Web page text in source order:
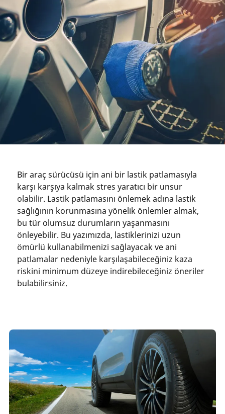
Bir araç sürücüsü için ani bir lastik patlamasıyla
karşı karşıya kalmak stres yaratıcı bir unsur
olabilir. Lastik patlamasını önlemek adına lastik
sağlığının korunmasına yönelik önlemler almak,
bu tür olumsuz durumların yaşanmasını
önleyebilir. Bu yazımızda, lastiklerinizi uzun
ömürlü kullanabilmenizi sağlayacak ve ani
patlamalar nedeniyle karşılaşabileceğiniz kaza
riskini minimum düzeye indirebileceğiniz öneriler
bulabilirsiniz.